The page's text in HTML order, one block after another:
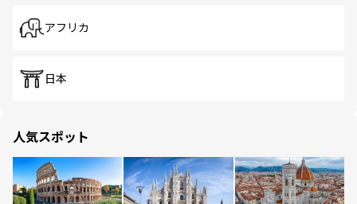
アフリカ
日本
人気スポット